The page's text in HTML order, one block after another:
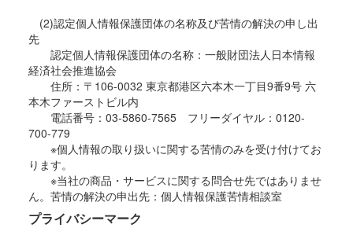
(2)認定個人情報保護団体の名称及び苦情の解決の申し出
先
認定個人情報保護団体の名称：一般財団法人日本情報
経済社会推進協会
住所：〒106-0032 東京都港区六本木一丁目9番9号 六
本木ファーストビル内
電話番号：03-5860-7565 フリーダイヤル：0120-
700-779
※個人情報の取り扱いに関する苦情のみを受け付けてお
ります。
※当社の商品・サービスに関する問合せ先ではありませ
ん。苦情の解決の申出先：個人情報保護苦情相談室
プライバシーマーク